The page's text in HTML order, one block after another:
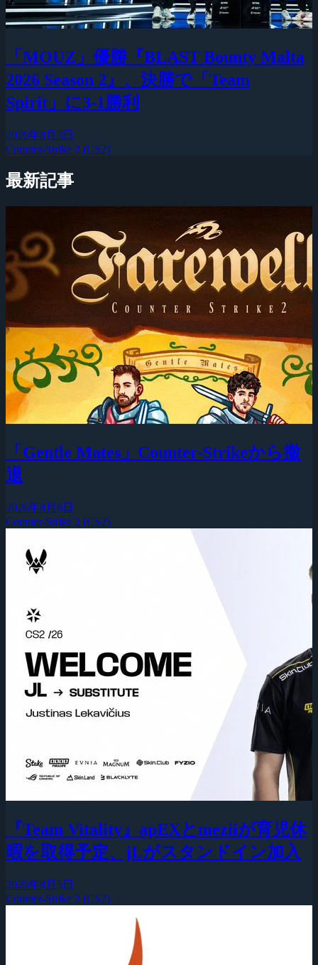
「MOUZ」優勝『BLAST Bounty Malta
2026 Season 2』、決勝で「Team
Spirit」に3-1勝利
2026年8月3日
Counter-Strike 2 (CS2)
最新記事
「Gentle Mates」Counter-Strikeから撤
退
2026年8月8日
Counter-Strike 2 (CS2)
『Team Vitality』apEXとmeziiが育児休
暇を取得予定、jLがスタンドイン加入
2026年8月5日
Counter-Strike 2 (CS2)